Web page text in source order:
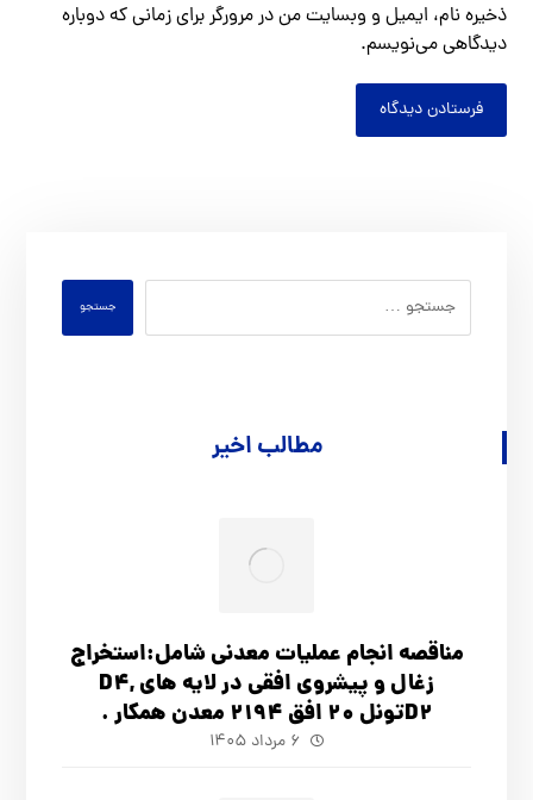
ذخیره نام، ایمیل و وبسایت من در مرورگر برای زمانی که دوباره
دیدگاهی می‌نویسم.
مطالب اخیر
مناقصه انجام عملیات معدنی شامل:استخراج
زغال و پیشروی افقی در لایه های D4,
D2تونل 20 افق 2194 معدن همکار .
۶ مرداد ۱۴۰۵